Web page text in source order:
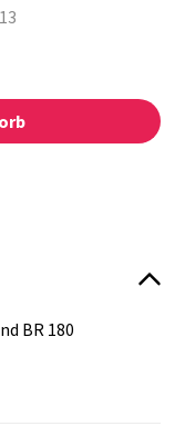
BR 180